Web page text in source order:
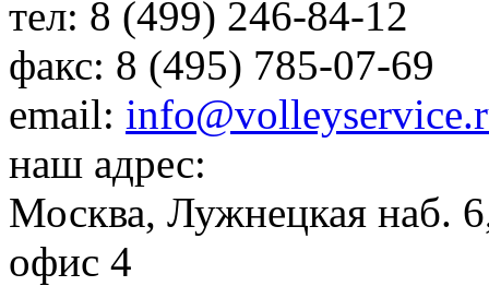
тел: 8 (499) 246-84-12
факс: 8 (495) 785-07-69
email:
наш адрес:
Москва, Лужнецкая наб.
офис 4